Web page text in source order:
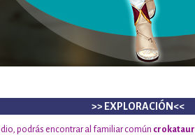
>> EXPLORACIÓN<<
podrás encontrar al familiar común crokataur